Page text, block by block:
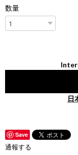
数量
日
Save
通報する